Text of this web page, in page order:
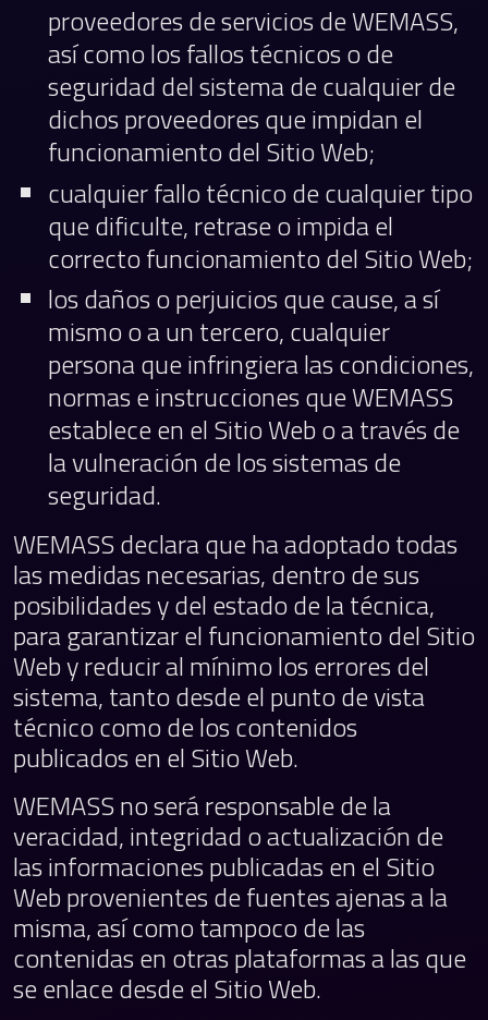
proveedores de servicios de WEMASS,
así como los fallos técnicos o de
seguridad del sistema de cualquier de
dichos proveedores que impidan el
funcionamiento del Sitio Web;
cualquier fallo técnico de cualquier tipo
que dificulte, retrase o impida el
correcto funcionamiento del Sitio Web;
los daños o perjuicios que cause, a sí
mismo o a un tercero, cualquier
persona que infringiera las condiciones,
normas e instrucciones que WEMASS
establece en el Sitio Web o a través de
la vulneración de los sistemas de
seguridad.
WEMASS declara que ha adoptado todas
las medidas necesarias, dentro de sus
posibilidades y del estado de la técnica,
para garantizar el funcionamiento del Sitio
Web y reducir al mínimo los errores del
sistema, tanto desde el punto de vista
técnico como de los contenidos
publicados en el Sitio Web.
WEMASS no será responsable de la
veracidad, integridad o actualización de
las informaciones publicadas en el Sitio
Web provenientes de fuentes ajenas a la
misma, así como tampoco de las
contenidas en otras plataformas a las que
se enlace desde el Sitio Web.